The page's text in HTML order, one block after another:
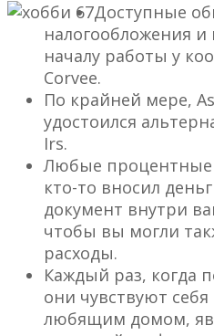
Доступные
налогообложения
началу работы у
Corvee.
По крайней мере,
удостоился
Irs.
Любые процентные
кто-то вносил
документ внутри
чтобы вы могли
расходы.
Каждый раз, когда
они чувствуют
любящим домом,